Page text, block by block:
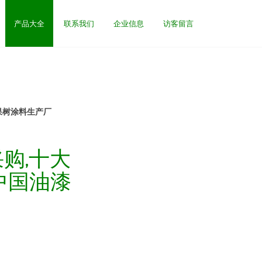
产品大全 联系我们 企业信息 访客留言
涂料生产厂
,十大
国油漆